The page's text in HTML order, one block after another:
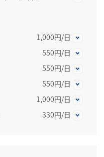
1,000円/日
550円/日
550円/日
550円/日
1,000円/日
330円/日